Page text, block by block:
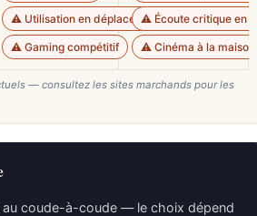
⚠️ Utilisation en déplacement
⚠️ Gaming compétitif
⚠️ Écoute critique en
⚠️ Cinéma à la
— consultez les sites marchands pour les
coude-à-coude — le choix dépend